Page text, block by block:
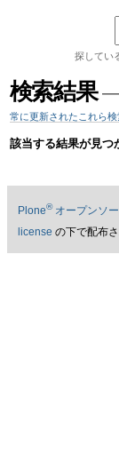
ゲ
ー
ョ
ン
探してい
検索結果
常に更新されたこれら
該当する結果が見つ
Plone®オープンソ
license の下で配布さ